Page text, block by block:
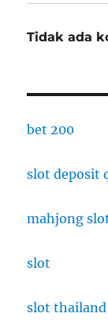
Tidak ada
bet 200
slot deposit
mahjong
slot
slot thailand